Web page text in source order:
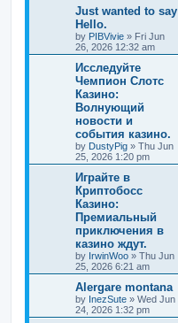
Just wanted to say
Hello.
by PIBVivie » Fri Jun
26, 2026 12:32 am
Исследуйте
Чемпион Слотс
Казино:
Волнующий
новости и
события казино.
by DustyPig » Thu Jun
25, 2026 1:20 pm
Играйте в
Криптобосс
Казино:
Премиальный
приключения в
казино ждут.
by IrwinWoo » Thu Jun
25, 2026 6:21 am
Alergare montana
by InezSute » Wed Jun
24, 2026 1:32 pm